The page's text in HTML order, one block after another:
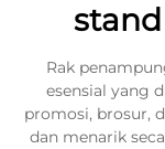
Rak
esensial yang
promosi, brosur,
dan menarik